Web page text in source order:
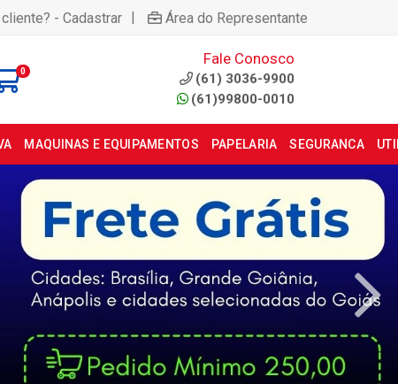
- Cadastrar | Área do Representante
0
Fale Conosco
(61) 3036-9900
(61)99800-0010
MAQUINAS E EQUIPAMENTOS PAPELARIA SEGURANCA